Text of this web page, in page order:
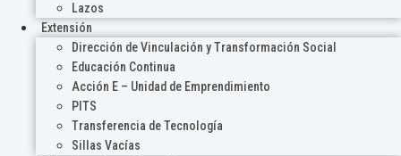
Lazos
Extensión
Dirección de Vinculación y Transformación Social
Educación Continua
Acción E – Unidad de Emprendimiento
PITS
Transferencia de Tecnología
Sillas Vacías